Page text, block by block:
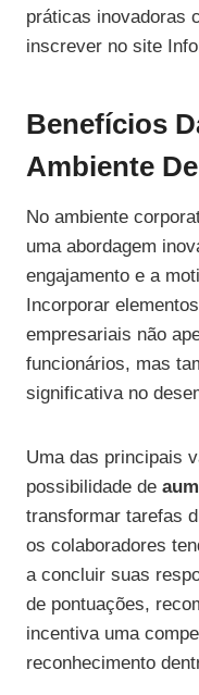
práticas inovadoras
inscrever no site
Benefícios
Ambiente
No ambiente
uma abordagem
engajamento e a
Incorporar
empresariais não
funcionários, mas
significativa no
Uma das principais
possibilidade de
transformar tarefas
os colaboradores
a concluir suas
de pontuações,
incentiva uma
reconhecimento